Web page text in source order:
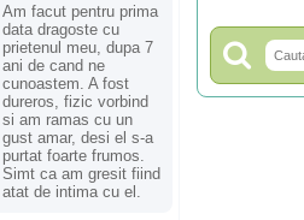
Am facut pentru prima
data dragoste cu
prietenul meu, dupa 7
ani de cand ne
cunoastem. A fost
dureros, fizic vorbind
si am ramas cu un
gust amar, desi el s-a
purtat foarte frumos.
Simt ca am gresit fiind
atat de intima cu el.